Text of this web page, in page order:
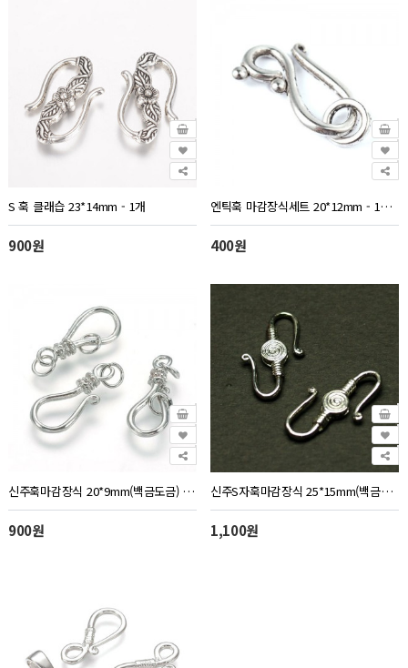
S 훅 클래습 23*14mm - 1개
900원
엔틱훅 마감장식세트 20*12mm - 1세트
400원
신주훅마감장식 20*9mm(백금도금) - 1개
900원
신주S자훅마감장식 25*15mm(백금도금) - 2개
1,100원